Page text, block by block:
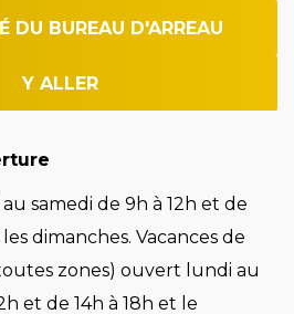
DU BUREAU D'ARREAU
Y ALLER
samedi de 9h à 12h et de
dimanches. Vacances de
zones) ouvert lundi au
et de 14h à 18h et le